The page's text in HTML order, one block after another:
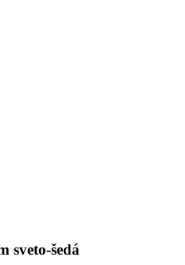
sveto-šedá